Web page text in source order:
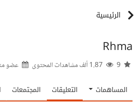
الرئيسية
Rhma
عضو
المساهمات التعليقات المجتمعات